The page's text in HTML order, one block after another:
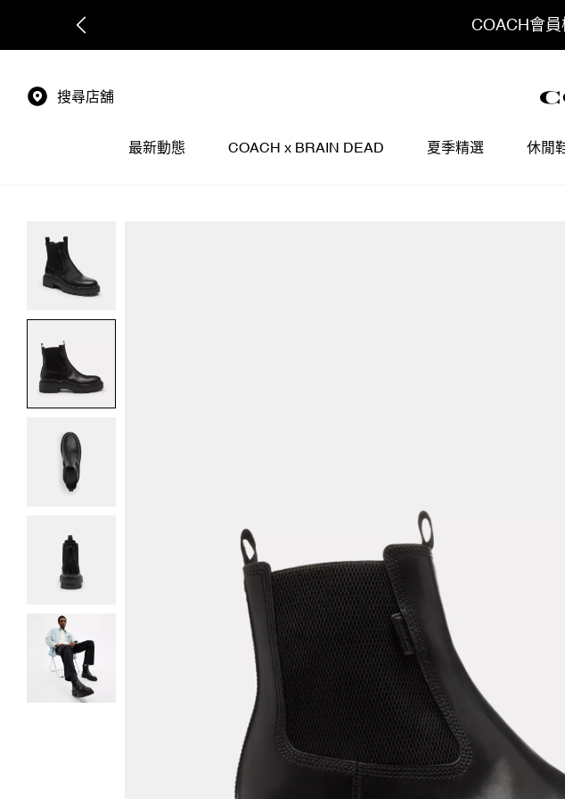
COACH會
搜尋店舖
最新動態 COACH x BRAIN DEAD 夏季精選 休閒